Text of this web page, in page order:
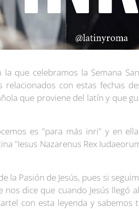
la que celebramos la Semana
con estas fechas
que proviene del latín y que
es "para más inri" y en
"Iesus Nazarenus Rex
la Pasión de Jesús, pues si
nos dice que cuando Jesús
con esta leyenda y